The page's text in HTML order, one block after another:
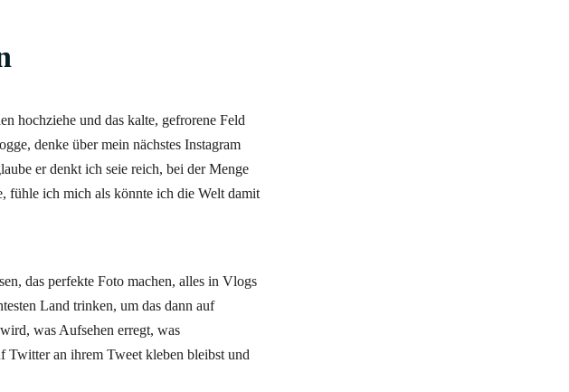
hochziehe und das kalte, gefrorene Feld
denke über mein nächstes Instagram
er denkt ich seie reich, bei der Menge
fühle ich mich als könnte ich die Welt damit
das perfekte Foto machen, alles in Vlogs
Land trinken, um das dann auf
was Aufsehen erregt, was
Twitter an ihrem Tweet kleben bleibst und